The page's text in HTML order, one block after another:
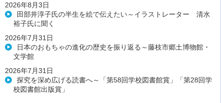
2026年8月3日
田部井淳子氏の半生を絵で伝えたい～イラストレーター 清水
裕子氏に聞く
2026年7月31日
日本のおもちゃの進化の歴史を振り返る～藤枝市郷土博物館・
文学館
2026年7月31日
探究を深め広げる読書へ～「第58回学校図書館賞」「第28回学
校図書館出版賞」